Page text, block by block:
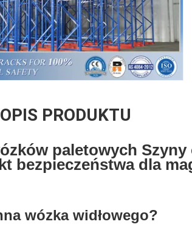
OPIS PRODUKTU
paletowych
bezpieczeństwa dla
wózka widłowego?